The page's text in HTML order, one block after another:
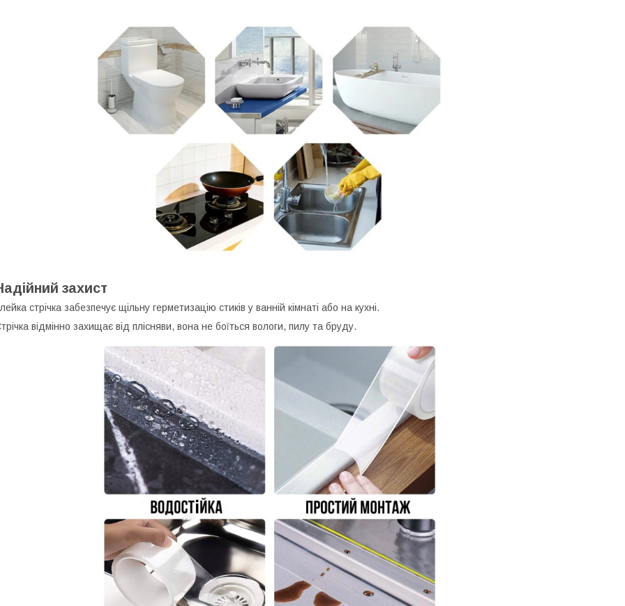
захист
стрічка забезпечує щільну герметизацію стиків у ванній кімнаті або на кухні.
відмінно захищає від плісняви, вона не боїться вологи, пилу та бруду.